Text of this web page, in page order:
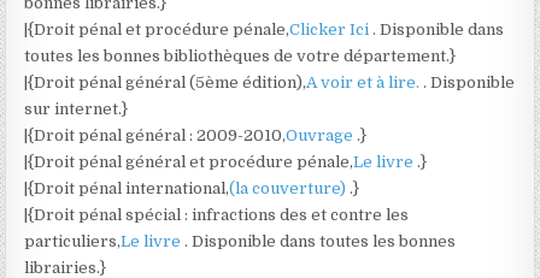
|{Droit pénal et procédure pénale,Clicker Ici . Disponible dans
toutes les bonnes bibliothèques de votre département.}
|{Droit pénal général (5ème édition),A voir et à lire. . Disponible
sur internet.}
|{Droit pénal général : 2009-2010,Ouvrage .}
|{Droit pénal général et procédure pénale,Le livre .}
|{Droit pénal international,(la couverture) .}
|{Droit pénal spécial : infractions des et contre les
particuliers,Le livre . Disponible dans toutes les bonnes
librairies.}